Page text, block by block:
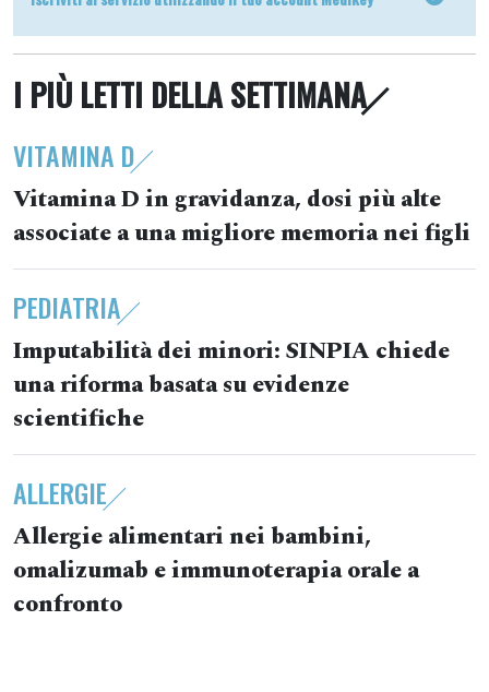
I PIÙ LETTI DELLA SETTIMANA
VITAMINA D
Vitamina D in gravidanza, dosi più alte
associate a una migliore memoria nei figli
PEDIATRIA
Imputabilità dei minori: SINPIA chiede
una riforma basata su evidenze
scientifiche
ALLERGIE
Allergie alimentari nei bambini,
omalizumab e immunoterapia orale a
confronto